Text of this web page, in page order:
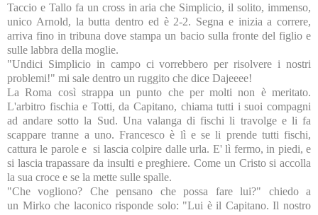
Taccio e Tallo fa un cross in aria che Simplicio, il solito, immenso,
unico Arnold, la butta dentro ed è 2-2. Segna e inizia a correre,
arriva fino in tribuna dove stampa un bacio sulla fronte del figlio e
sulle labbra della moglie.
"Undici Simplicio in campo ci vorrebbero per risolvere i nostri
problemi!" mi sale dentro un ruggito che dice Dajeeee!
La Roma così strappa un punto che per molti non è meritato.
L'arbitro fischia e Totti, da Capitano, chiama tutti i suoi compagni
ad andare sotto la Sud. Una valanga di fischi li travolge e li fa
scappare tranne a uno. Francesco è lì e se li prende tutti fischi,
cattura le parole e si lascia colpire dalle urla. E' lì fermo, in piedi, e
si lascia trapassare da insulti e preghiere. Come un Cristo si accolla
la sua croce e se la mette sulle spalle.
"Che vogliono? Che pensano che possa fare lui?" chiedo a
un Mirko che laconico risponde solo: "Lui è il Capitano. Il nostro